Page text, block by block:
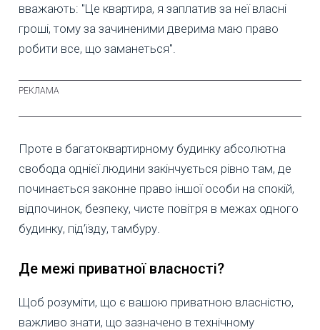
вважають: "Це квартира, я заплатив за неї власні
гроші, тому за зачиненими дверима маю право
робити все, що заманеться".
Проте в багатоквартирному будинку абсолютна
свобода однієї людини закінчується рівно там, де
починається законне право іншої особи на спокій,
відпочинок, безпеку, чисте повітря в межах одного
будинку, під’їзду, тамбуру.
Де межі приватної власності?
Щоб розуміти, що є вашою приватною власністю,
важливо знати, що зазначено в технічному